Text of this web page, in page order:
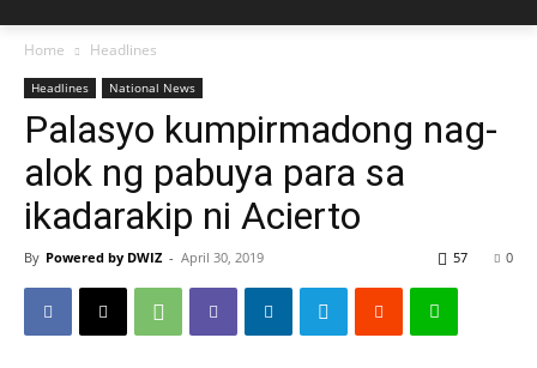
Home Headlines
Headlines National News
Palasyo kumpirmadong nag-
alok ng pabuya para sa
ikadarakip ni Acierto
By Powered by DWIZ - April 30, 2019 0
57